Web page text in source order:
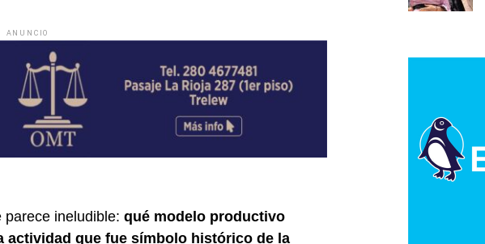
ANUNCIO
ineludible: qué modelo productivo
actividad que fue símbolo histórico de la